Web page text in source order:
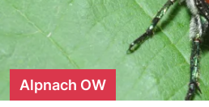
Alpnach OW